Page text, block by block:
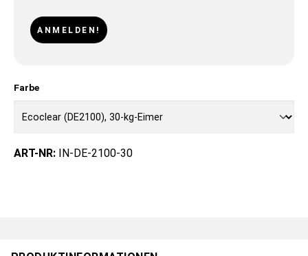
ANMELDEN!
Farbe
ART-NR: IN-DE-2100-30